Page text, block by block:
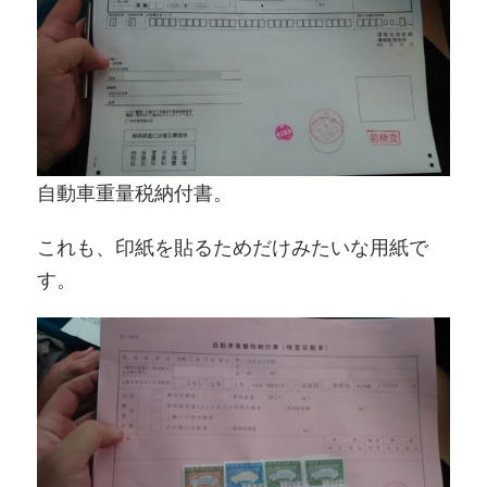
自動車重量税納付書。
これも、印紙を貼るためだけみたいな用紙で
す。